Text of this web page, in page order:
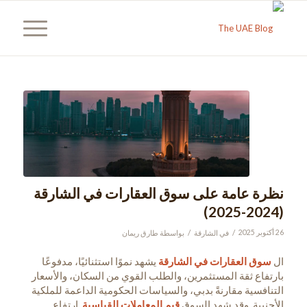
نظرة عامة على سوق العقارات في الشارقة
(2024-2025)
26 أكتوبر 2025 / في الشارقة / بواسطة طارق ريمان
ال سوق العقارات في الشارقة يشهد نموًا استثنائيًا، مدفوعًا
بارتفاع ثقة المستثمرين، والطلب القوي من السكان، والأسعار
التنافسية مقارنةً بدبي، والسياسات الحكومية الداعمة للملكية